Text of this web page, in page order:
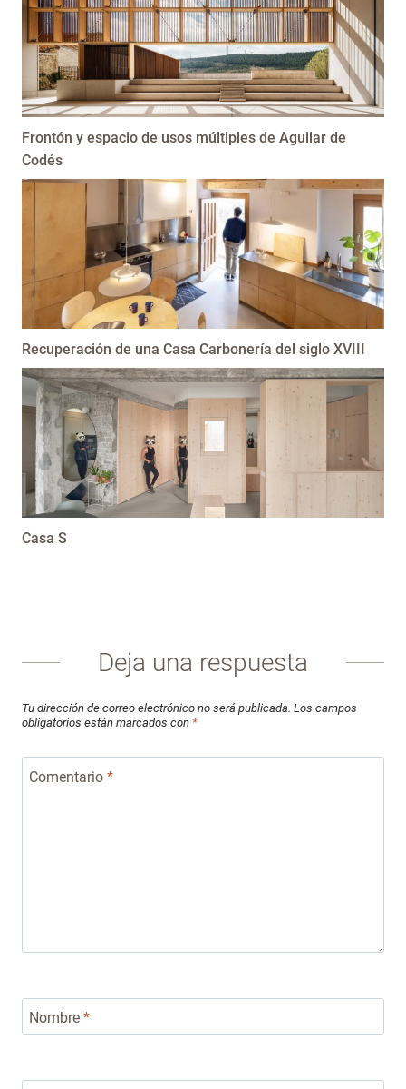
Frontón y espacio de usos múltiples de Aguilar de
Codés
Recuperación de una Casa Carbonería del siglo XVIII
Casa S
Deja una respuesta
Tu dirección de correo electrónico no será publicada. Los campos
obligatorios están marcados con *
Comentario *
Nombre *